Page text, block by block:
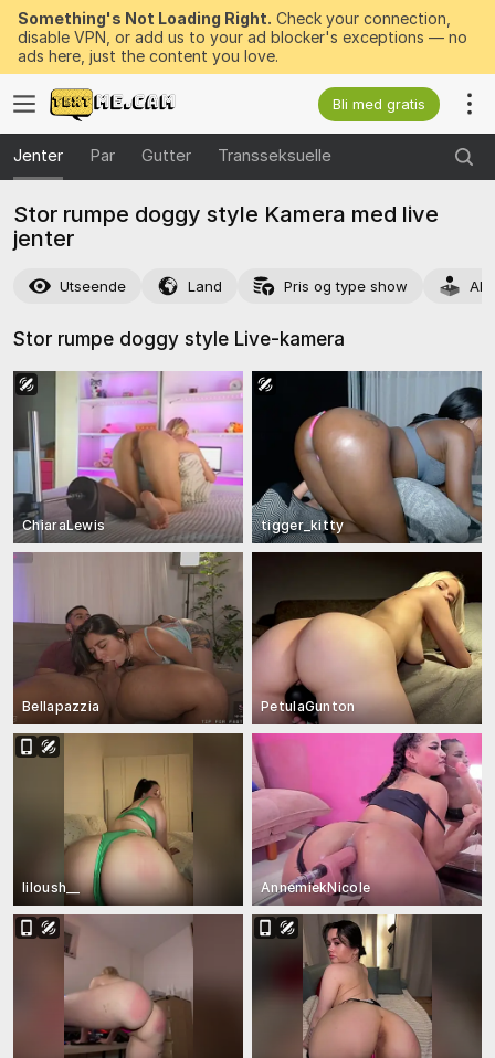
Something's Not Loading Right. Check your connection,
disable VPN, or add us to your ad blocker's exceptions — no
ads here, just the content you love.
Bli med gratis
Jenter Par Gutter Transseksuelle
Stor rumpe doggy style Kamera med live
jenter
Utseende Land Pris og type show
Stor rumpe doggy style Live-kamera
ChiaraLewis tigger_kitty
Bellapazzia PetulaGunton
liloush__ AnnemiekNicole